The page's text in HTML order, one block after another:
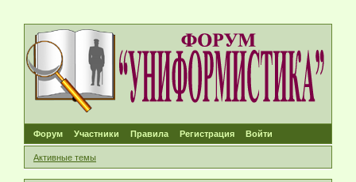
Форум Участники Правила Регистрация Войти
Активные темы